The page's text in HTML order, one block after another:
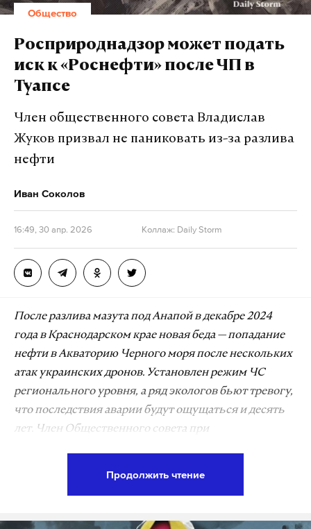
Общество
Росприроднадзор может подать
иск к «Роснефти» после ЧП в
Туапсе
Член общественного совета Владислав
Жуков призвал не паниковать из-за разлива
нефти
Иван Соколов
16:49, 30 апр. 2026 Коллаж: Daily Storm
После разлива мазута под Анапой в декабре 2024
года в Краснодарском крае новая беда — попадание
нефти в Акваторию Черного моря после нескольких
атак украинских дронов. Установлен режим ЧС
регионального уровня, а ряд экологов бьют тревогу,
что последствия аварии будут ощущаться и десять
лет. Член Общественного совета при
власти успеют устранить к началу туристического
Продолжить чтение